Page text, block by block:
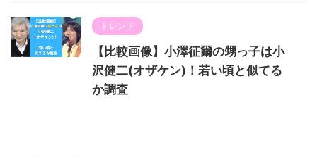
トレンド
【比較画像】小澤征爾の甥っ子は小
沢健二(オザケン)！若い頃と似てる
か調査